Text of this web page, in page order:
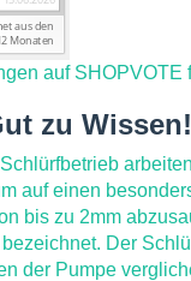
auf SHOPVOTE
zu Wissen!
auf einen
bis zu 2mm
Der
der Pumpe